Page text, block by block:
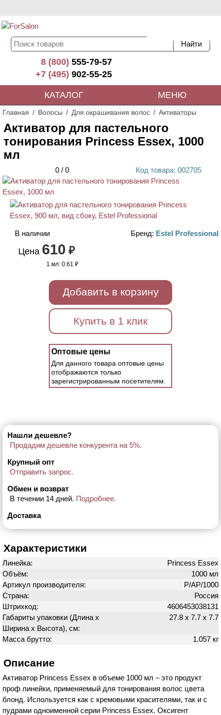
8 (800)555-79-57
+7 (495)902-55-25
КАТАЛОГ МЕНЮ
Главная Волосы Для окрашивания волос Активаторы
Активатор для пастельного
тонирования Princess Essex, 1000
мл
0 / 0 Код товара: 002705
В наличии Бренд: Estel Professional
Цена 610 ₽
1 мл:0.61 ₽
Добавить в корзину
Купить в 1 клик
Оптовые цены
Для данного товара оптовые цены
отображаются только
зарегистрированным посетителям.
Нашли дешевле?
Продадим дешевле конкурента на 5%.
Крупный опт
Отправить запрос.
Обмен и возврат
В течении 14 дней. Подробнее.
Доставка
Характеристики
Линейка:
Princess Essex
Объём:
1000 мл
Артикул производителя:
P/AP/1000
Страна:
Россия
Штрихкод:
4606453038131
Габариты упаковки (Длина х
Ширина х Высота), см:
27.8 х 7.7 х 7.7
Масса брутто: 1.057 кг
Описание
Активатор Princess Essex в объеме 1000 мл – это продукт
проф линейки, применяемый для тонирования волос цвета
блонд. Используется как с кремовыми красителями, так и с
пудрами одноименной серии Princess Essex. Оксигент